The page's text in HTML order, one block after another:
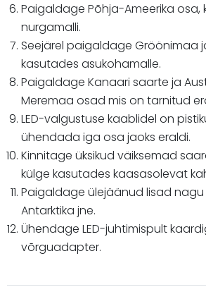
Paigaldage Põhja-Ameerika osa,
nurgamalli.
Seejärel paigaldage Gröönimaa
kasutades asukohamalle.
Paigaldage Kanaari saarte ja
Meremaa osad mis on tarnitud
LED-valgustuse kaablidel on
ühendada iga osa jaoks eraldi.
Kinnitage üksikud väiksemad
külge kasutades kaasasolevat
Paigaldage ülejäänud lisad nagu
Antarktika jne.
Ühendage LED-juhtimispult
võrguadapter.